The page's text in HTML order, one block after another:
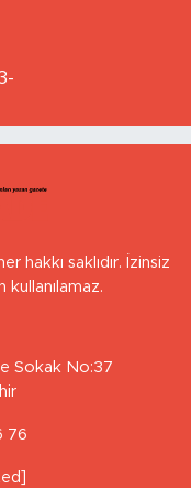
hakkı saklıdır. İzinsiz
Sokak No:37
76